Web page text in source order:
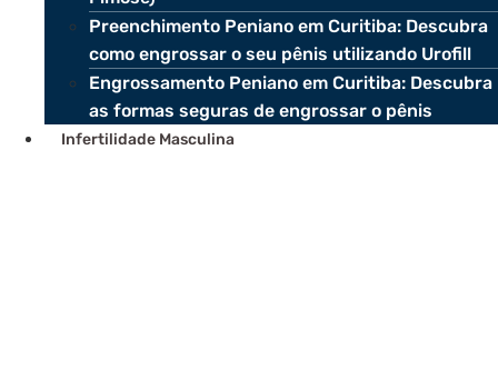
Preenchimento Peniano em Curitiba: Descubra
como engrossar o seu pênis utilizando Urofill
Engrossamento Peniano em Curitiba: Descubra
as formas seguras de engrossar o pênis
Infertilidade Masculina